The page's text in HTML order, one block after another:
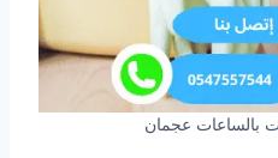
بالساعات عجمان